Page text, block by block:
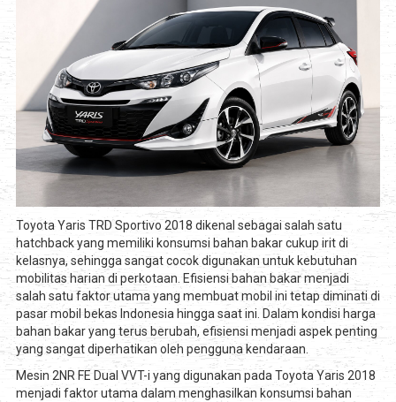
Toyota Yaris TRD Sportivo 2018 dikenal sebagai salah satu
hatchback yang memiliki konsumsi bahan bakar cukup irit di
kelasnya, sehingga sangat cocok digunakan untuk kebutuhan
mobilitas harian di perkotaan. Efisiensi bahan bakar menjadi
salah satu faktor utama yang membuat mobil ini tetap diminati di
pasar mobil bekas Indonesia hingga saat ini. Dalam kondisi harga
bahan bakar yang terus berubah, efisiensi menjadi aspek penting
yang sangat diperhatikan oleh pengguna kendaraan.
Mesin 2NR FE Dual VVT-i yang digunakan pada Toyota Yaris 2018
menjadi faktor utama dalam menghasilkan konsumsi bahan